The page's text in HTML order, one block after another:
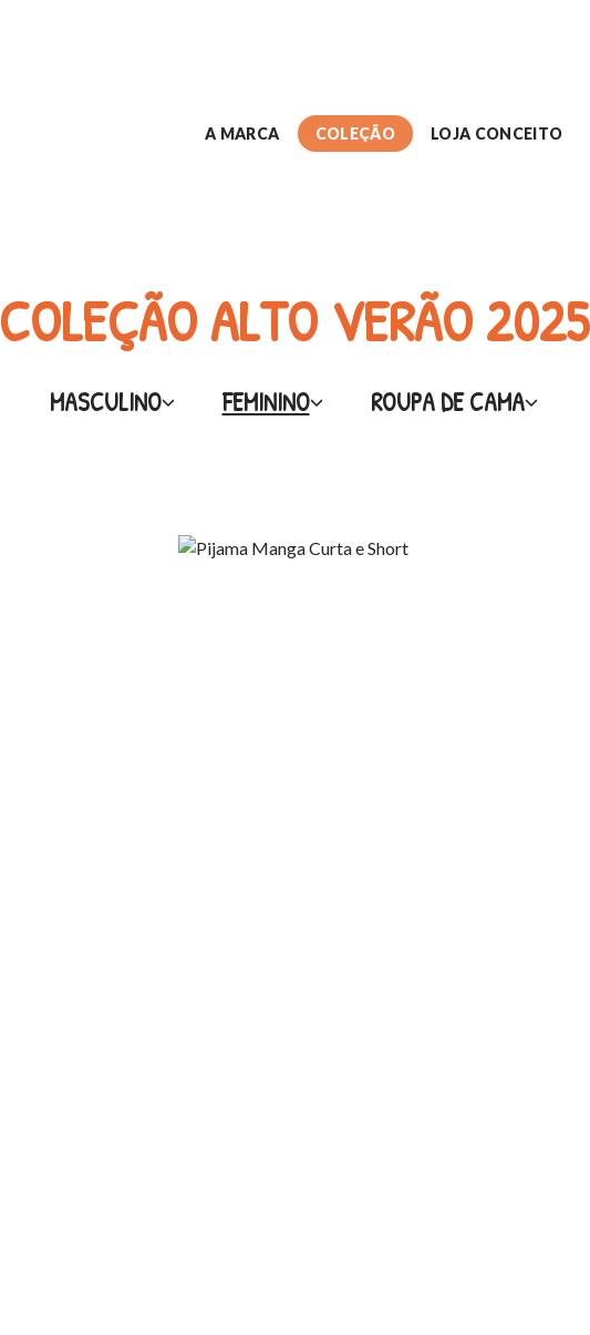
A MARCA COLEÇÃO LOJA CONCEITO
COLEÇÃO ALTO VERÃO 2025
MASCULINO FEMININO ROUPA DE CAMA